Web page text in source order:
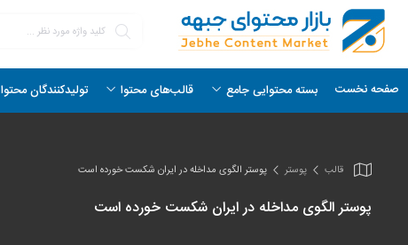
صفحه نخست بسته محتوایی جامع قالب‌های محتوا تولیدکنندگان محتوا
قالب پوستر پوستر الگوی مداخله در ایران شکست خورده است
پوستر الگوی مداخله در ایران شکست خورده است